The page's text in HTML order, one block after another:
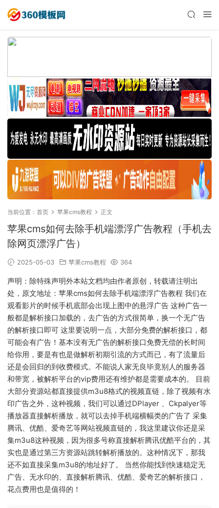
当前位置： 首页 苹果cms教程 正文
苹果cms如何去除手机端漂浮广告教程（手机去
除网页漂浮广告）
2025-05-03 苹果cms教程 364
声明：除特殊声明外本站文档均由作者原创，转载请注明出
处，原文地址：苹果cms如何去除手机端漂浮广告教程 我们在
观看影片的时候手机底部会出现上图中的悬浮广告 这种广告一
般都是解析接口加载的，去广告的方式很简单，换一个无广告
的解析接口即可 这里要说明一点，大部分免费的解析接口，都
可能会有广告！基本没有无广告的解析接口免费无偿的长时间
给你用，要是有也是做解析初期引流的方式而已，有了流量后
还是会回归的到收费模式。不能说人家无良毕竟别人的服务器
和带宽，被解析平台的vip费用还有维护都是需要成本的。 目前
大部分资源站都直接提供m3u8格式的视频直链，除了视频有水
印广告之外，这种视频，我们可以通过DPlayer 、Ckpalyer等
播放器直接解析播放，就可以去掉手机端横幅类的广告了 采集
腾讯、优酷、爱奇艺等网站视频直链的，我这里建议你还是采
集m3u8这种视频，因为很多号称直接解析腾讯优酷平台的，其
实也是通过第三方资源站跳转解析播放的。这种情况下，那我
还不如直接采集m3u8的地址好了。 当然你能找到快速稳定无
广告、无水印的、直接解析腾讯、优酷、爱奇艺的解析接口，
花点费用也是值得的！